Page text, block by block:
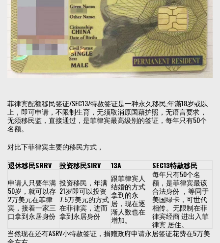
菲律宾配额移民签证/SEC13/特赦签证是一种永久移民,年滿18岁或以
上，即可申请，不限制生育，无须取消原国藉护照，无语言要求，
无须移民监，直接通过，是菲律宾最高级别的签证，每年只有50个
名额。
对比下菲律宾主要的移民方式，
退休移民SRRV
投资移民SIRV 13A
SEC13特赦移民
申请人只要年满
50岁，就可以存
2万美元在菲律
宾，接着一家三
口拿到永居身份
投资移民，年满
21岁即可以投资
7.5万美元的方式
在菲律宾，进而
拿到永居身份
跟菲律宾人
结婚的方式
拿到的永
居，现在逐
渐人数也在
增加。
每年只有50个名
额，是菲律宾最该
合法身份 ，等同于
美国绿卡，可世代
相传。无限制在菲
律宾经商 进出入菲
律宾 居住。
当然现在还有ASRV小特赦签证，捐赠政府申请永居签证花费在5万美